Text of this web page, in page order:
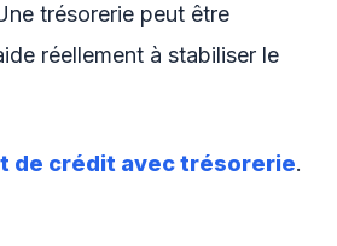
trésorerie peut être
réellement à stabiliser le
de crédit avec trésorerie.